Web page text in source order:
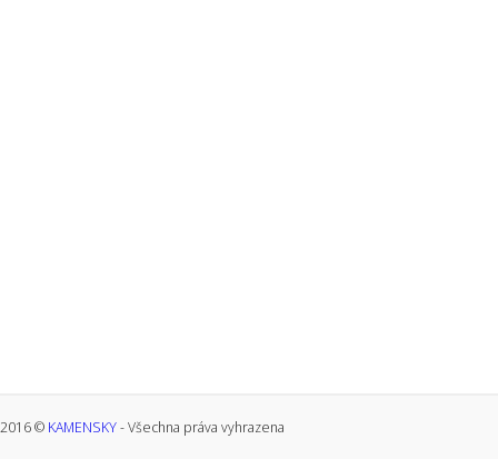
2016 © KAMENSKY- Všechna práva vyhrazena